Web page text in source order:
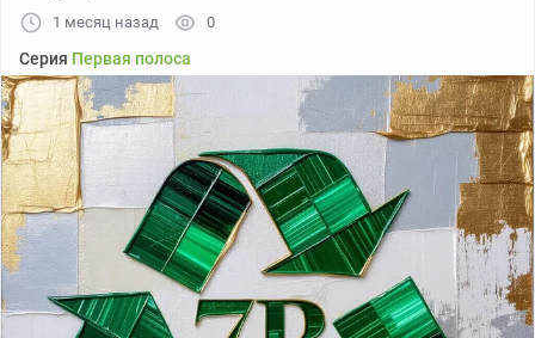
Шла по дороге. Наткнулась на прудик небольшой.
1 месяц назад 0
Серия Первая полоса